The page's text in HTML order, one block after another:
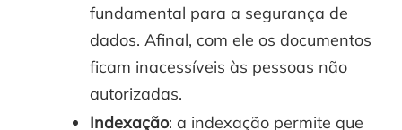
fundamental para a segurança de
dados. Afinal, com ele os documentos
ficam inacessíveis às pessoas não
autorizadas.
Indexação: a indexação permite que